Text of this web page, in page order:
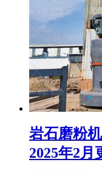
岩石磨粉
2025年2月